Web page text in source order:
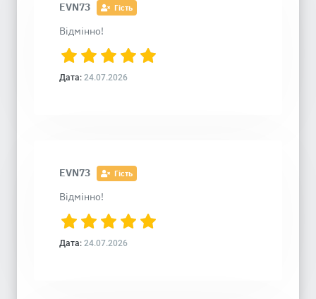
EVN73 Гість
Відмінно!
Дата: 24.07.2026
EVN73 Гість
Відмінно!
Дата: 24.07.2026